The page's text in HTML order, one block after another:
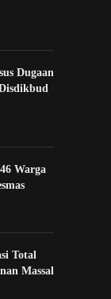
Dugaan
Warga
Total
Massal